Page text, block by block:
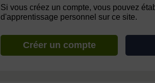
Si vous créez un compte, vous pouvez
d'apprentissage personnel sur ce site.
Créer un compte